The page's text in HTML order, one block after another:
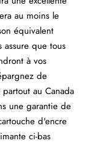
au moins le
équivalent
que tous
à vos
de
au Canada
une garantie de
d'encre
ci-bas